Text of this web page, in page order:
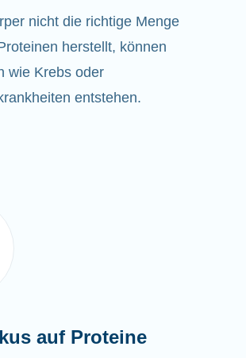
nicht die richtige Menge
herstellt, können
wie Krebs oder
entstehen.
auf Proteine